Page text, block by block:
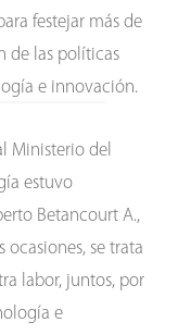
festejar más de
de las políticas
e innovación.
Ministerio del
estuvo
Betancourt A.,
ocasiones, se trata
labor, juntos, por
e